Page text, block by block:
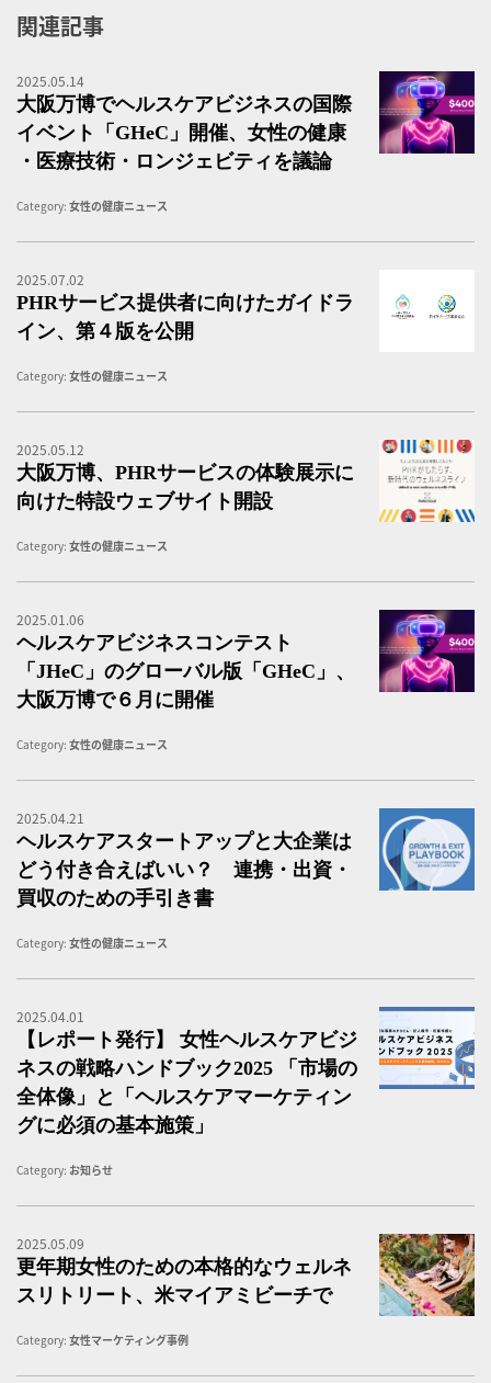
関連記事
2025.05.14
大阪万博でヘルスケアビジネスの国際
イベント「GHeC」開催、女性の健康
・医療技術・ロンジェビティを議論
Category: 女性の健康ニュース
2025.07.02
PHRサービス提供者に向けたガイドラ
イン、第４版を公開
Category: 女性の健康ニュース
2025.05.12
大阪万博、PHRサービスの体験展示に
向けた特設ウェブサイト開設
Category: 女性の健康ニュース
2025.01.06
ヘルスケアビジネスコンテスト
「JHeC」のグローバル版「GHeC」、
大阪万博で６月に開催
Category: 女性の健康ニュース
2025.04.21
ヘルスケアスタートアップと大企業は
どう付き合えばいい？ 連携・出資・
買収のための手引き書
Category: 女性の健康ニュース
2025.04.01
【レポート発行】 女性ヘルスケアビジ
ネスの戦略ハンドブック2025 「市場の
全体像」と「ヘルスケアマーケティン
グに必須の基本施策」
Category: お知らせ
2025.05.09
更年期女性のための本格的なウェルネ
スリトリート、米マイアミビーチで
Category: 女性マーケティング事例